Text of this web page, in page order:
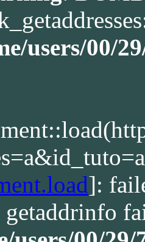
users/00/
]:
getaddrinfo